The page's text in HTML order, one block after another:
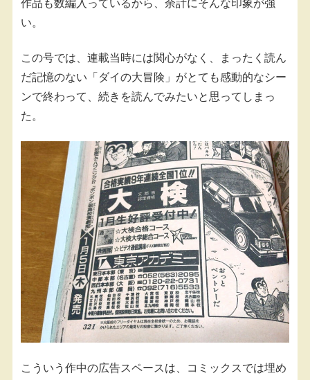
作品も数編入っているから、余計にそんな印象が強
い。
この号では、連載当時には関心がなく、まったく読ん
だ記憶のない「ダイの大冒険」がとても感動的なシー
ンで終わって、続きを読んでみたいと思ってしまっ
た。
こういう作中の広告スペースは、コミックスでは埋め